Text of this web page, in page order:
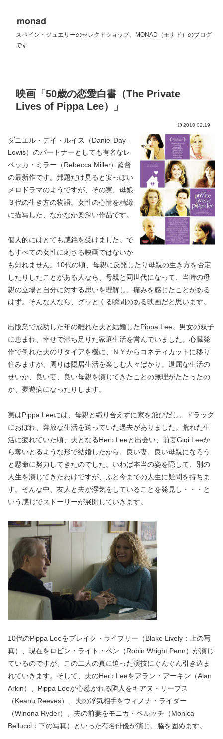
monad
スペイン・ジュエリーのセレクトショップ、MONAD（モナド）のブログ
です
映画「50歳の恋愛白書（The Private
Lives of Pippa Lee）」
2010.02.19
ダニエル・デイ・ルイス（Daniel Day-
Lewis）のパートナーとしても有名なレ
ベッカ・ミラー（Rebecca Miller）監督
の最新作です。邦題だけ見ると安っぽい
メロドラマのようですが、その実、母娘
３代の生き方の物語。女性の心情を精緻
に描写した、なかなか奥深い作品です。
個人的にはとても感銘を受けました。で
もすべての女性に刺さる映画ではないか
も知れません。10代の頃、母親に反発したり母親の生き方を否定
したりしたことがある人なら、母親と同世代になって、当時の母
親の立場と自分に対する思いを理解し、痛みを感じたことがある
はず。そんな人なら、グッとくる瞬間のある映画だと思います。
出版業で成功した年の離れた夫と結婚したPippa Lee。男女の双子
に恵まれ、幸せで満ち足りた家庭生活を営んでいました。心臓発
作で倒れた夫のリタイアを機に、ＮＹからコネティカットに移り
住みますが、周りは隠居生活を楽しむ人々ばかり。退屈な生活の
せいか、良い妻、良い母親を演じてきたことの無理がたたったの
か、夢遊病になったりします。
実はPippa Leeには、母親と織り合えずに家を飛びだし、ドラッグ
におぼれ、奔放な生活を送っていた過去がありました。荒れた生
活に疲れていた頃、夫となるHerb Leeと出会い、前妻Gigi Leeか
ら奪いとるような形で結婚したから、良い妻、良い母親になろう
と懸命に努力してきたのでした。いわば本当の姿を隠して、別の
人生を演じてきたわけですが、ふと今までの人生に疑問を持ちま
す。そんな中、友人と夫が浮気をしていることを発見し・・・と
いう感じでストーリーが展開していきます。
10代のPippa Leeをブレイク・ライブリー（Blake Lively：上の写
真）、現在をロビン・ライト・ペン（Robin Wright Penn）が演じ
ているのですが、この二人の真に迫った演技にぐんぐん引き込ま
れていきます。そして、夫のHerb Leeをアラン・アーキン（Alan
Arkin）、Pippa Leeが心惹かれる隣人をキアヌ・リーブス
（Keanu Reeves）、夫の浮気相手をウィノナ・ライダー
（Winona Ryder）、夫の前妻をモニカ・ベルッチ（Monica
Bellucci：下の写真）といった有名俳優が演じ、脇を固めます。